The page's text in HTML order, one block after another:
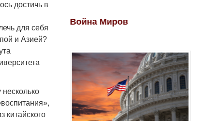
достичь в
для себя
и Азией?
китайского
Война Миров